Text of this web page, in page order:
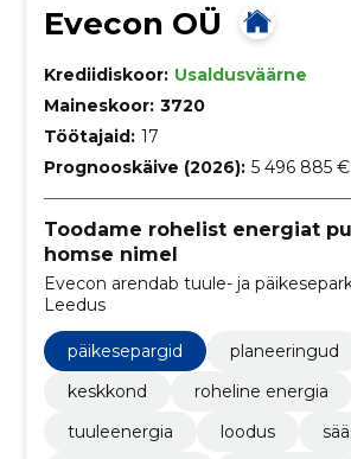
Evecon OÜ
Krediidiskoor: Usaldusväärne
Maineskoor: 3720
Töötajaid: 17
Prognooskäive (2026): 5 496 885 €
Toodame rohelist energiat
homse nimel
Evecon arendab tuule- ja
Leedus
päikesepargid
planeeringud
keskkond
roheline energia
tuuleenergia
loodus